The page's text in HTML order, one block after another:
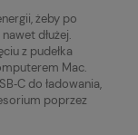
żeby po
dłużej.
z pudełka
Mac.
do ładowania,
poprzez